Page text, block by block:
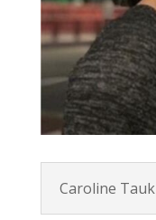
Caroline Tauk